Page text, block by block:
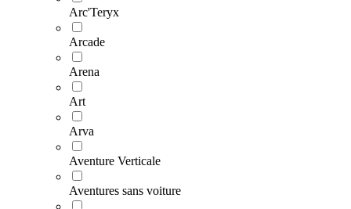
Arc'Teryx
Arcade
Arena
Art
Arva
Aventure Verticale
Aventures sans voiture